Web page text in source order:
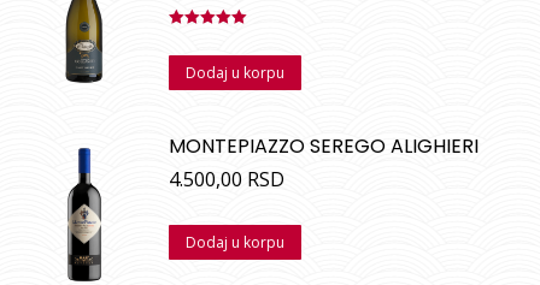
sa5.00od
Dodaj u korpu
MONTEPIAZZO SEREGO ALIGHIERI
4.500,00 RSD
Dodaj u korpu